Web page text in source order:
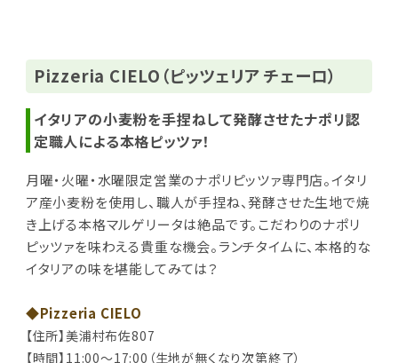
Pizzeria CIELO（ピッツェリア チェーロ）
イタリアの小麦粉を手捏ねして発酵させたナポリ認
定職人による本格ピッツァ！
月曜・火曜・水曜限定営業のナポリピッツァ専門店。イタリ
ア産小麦粉を使用し、職人が手捏ね、発酵させた生地で焼
き上げる本格マルゲリータは絶品です。こだわりのナポリ
ピッツァを味わえる貴重な機会。ランチタイムに、本格的な
イタリアの味を堪能してみては？
◆Pizzeria CIELO
【住所】美浦村布佐807
【時間】11:00～17:00（生地が無くなり次第終了）